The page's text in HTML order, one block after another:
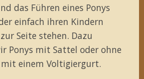
das Führen eines Ponys
einfach ihren Kindern
Seite stehen. Dazu
Ponys mit Sattel oder ohne
einem Voltigiergurt.